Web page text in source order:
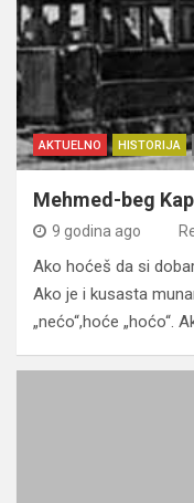
AKTUELNO HISTORIJA
Mehmed-beg
9 godina ago
Ako hoćeš da si
Ako je i kusasta
„nećo“,hoće „hoćo“.